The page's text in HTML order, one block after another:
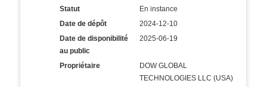
Statut
En instance
Date de dépôt
2024-12-10
Date de disponibilité
au public
2025-06-19
Propriétaire
DOW GLOBAL
TECHNOLOGIES LLC (USA)